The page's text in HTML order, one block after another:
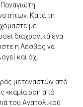
Κατά τη
με
διαχρονικά ένα
η Λέσβος να
και όχι
μεταναστών από
«καμία ροή από
του Ανατολικού